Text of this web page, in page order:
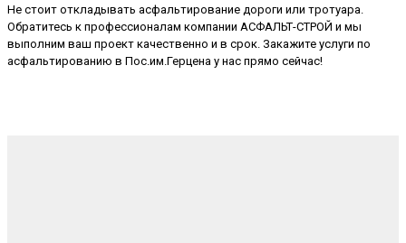
Не стоит откладывать асфальтирование дороги или тротуара.
Обратитесь к профессионалам компании АСФАЛЬТ-СТРОЙ и мы
выполним ваш проект качественно и в срок. Закажите услуги по
асфальтированию в Пос.им.Герцена у нас прямо сейчас!